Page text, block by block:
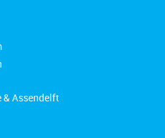
& Assendelft